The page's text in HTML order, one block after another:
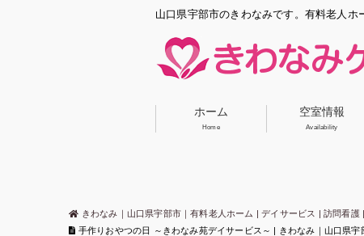
山口県宇部市のきわなみです。有料老人ホ
ホーム
Home
空室情報
Availability
きわなみ｜山口県宇部市｜有料老人ホーム | デイサービス | 訪問看
手作りおやつの日 ～きわなみ苑デイサービス～ | きわなみ｜山口県